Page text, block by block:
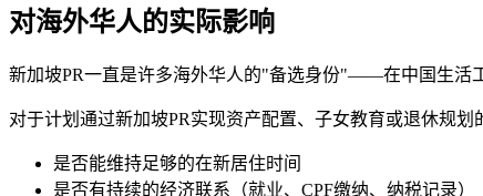
对海外华人的实际影响
新加坡PR一直是许多海外华人的"备选身份"——在中国生活
对于计划通过新加坡PR实现资产配置、子女教育或退休规划
是否能维持足够的在新居住时间
是否有持续的经济联系（就业、CPF缴纳、纳税记录）